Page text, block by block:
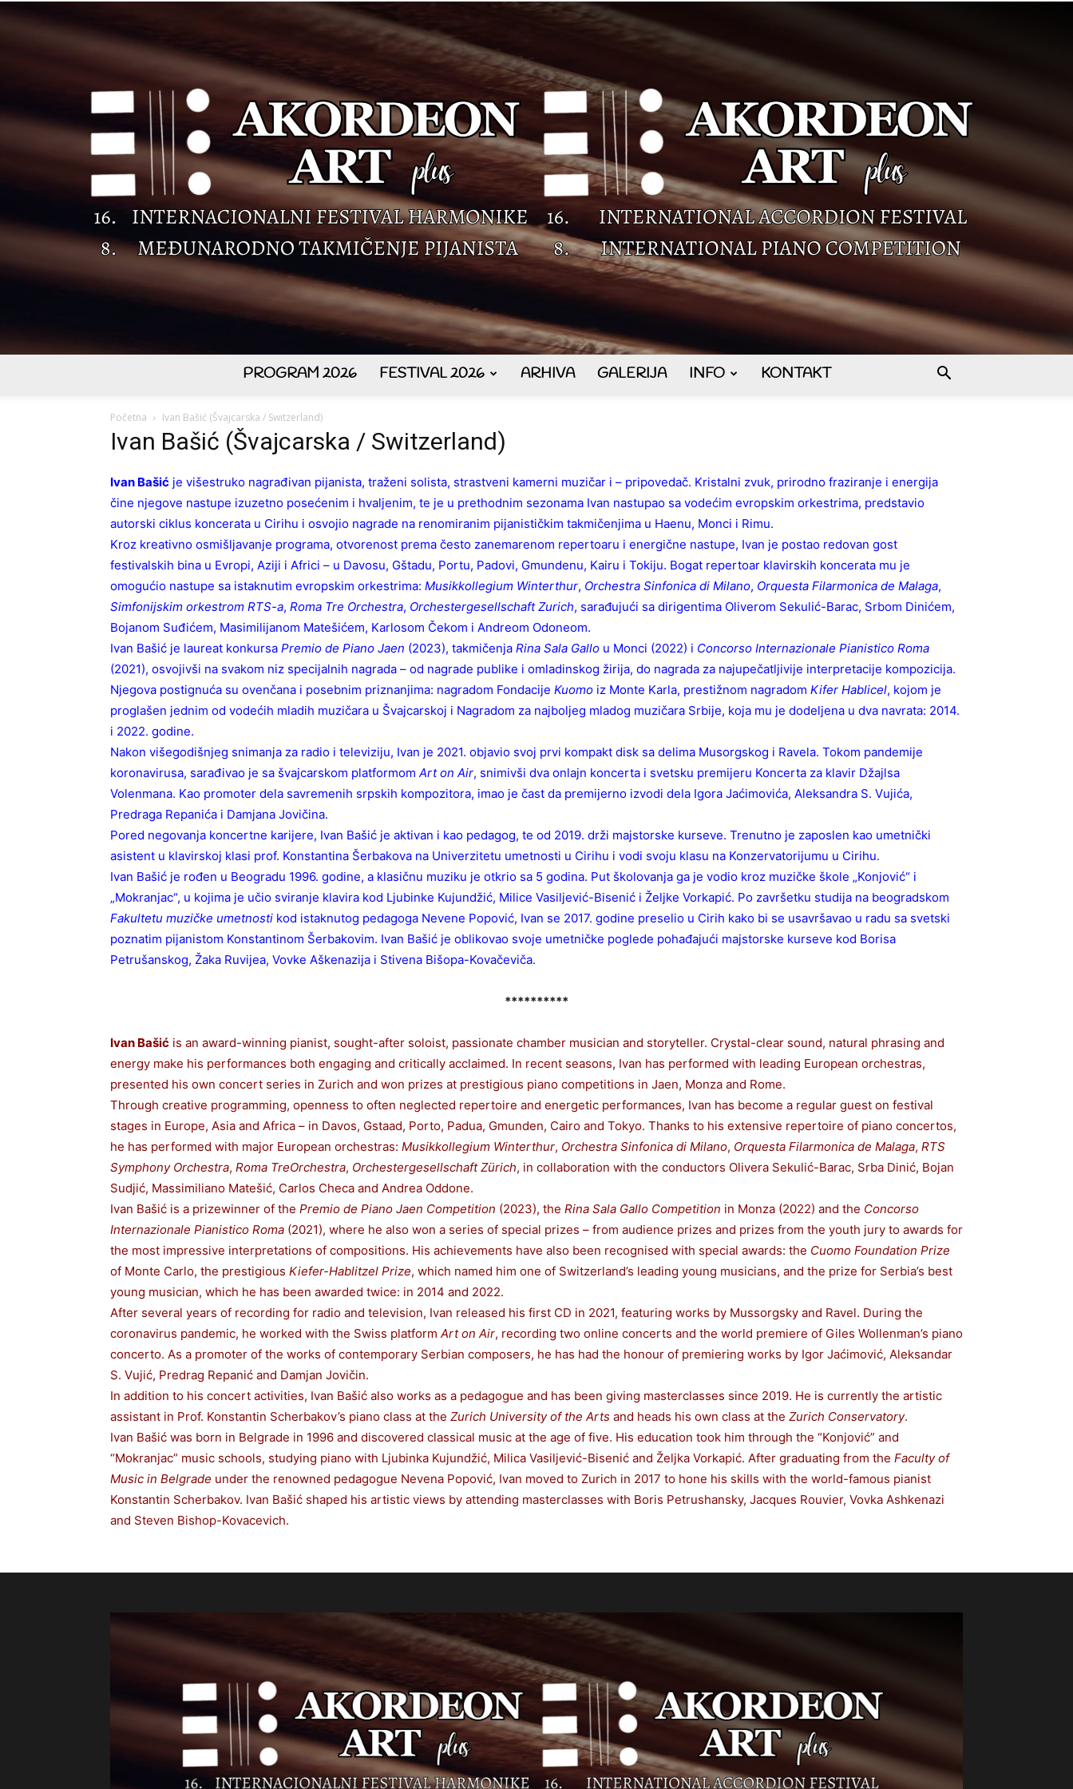
ART
plus
PROGRAM 2026 FESTIVAL 2026 ARHIVA GALERIJA INFO KONTAKT
Početna Ivan Bašić (Švajcarska / Switzerland)
Ivan Bašić (Švajcarska / Switzerland)
Ivan Bašić je višestruko nagrađivan pijanista, traženi solista, strastveni kamerni muzičar i – pripovedač. Kristalni zvuk, prirodno fraziranje i energija
čine njegove nastupe izuzetno posećenim i hvaljenim, te je u prethodnim sezonama Ivan nastupao sa vodećim evropskim orkestrima, predstavio
autorski ciklus koncerata u Cirihu i osvоjio nagrade na renomiranim pijanističkim takmičenjima u Haenu, Monci i Rimu.
Kroz kreativno osmišljavanje programa, otvorenost prema često zanemarenom repertoaru i energične nastupe, Ivan je postao redovan gost
festivalskih bina u Evropi, Aziji i Africi – u Davosu, Gštadu, Portu, Padovi, Gmundenu, Kairu i Tokiju. Bogat repertoar klavirskih koncerata mu je
omogućio nastupe sa istaknutim evropskim orkestrima: Musikkollegium Winterthur, Orchestra Sinfonica di Milano, Orquesta Filarmonica de Malaga,
Simfonijskim orkestrom RTS-a, Roma Tre Orchestra, Orchestergesellschaft Zurich, sarađujući sa dirigentima Oliverom Sekulić-Barac, Srbom Dinićem,
Bojanom Suđićem, Masimilijanom Matešićem, Karlosom Čekom i Andreom Odoneom.
Ivan Bašić je laureat konkursa Premio de Piano Jaen (2023), takmičenja Rina Sala Gallo u Monci (2022) i Concorso Internazionale Pianistico Roma
(2021), osvojivši na svakom niz specijalnih nagrada – od nagrade publike i omladinskog žirija, do nagrada za najupečatljivije interpretacije kompozicija.
Njegova postignuća su ovenčana i posebnim priznanjima: nagradom Fondacije Kuomo iz Monte Karla, prestižnom nagradom Kifer Hablicel, kojom je
proglašen jednim od vodećih mladih muzičara u Švajcarskoj i Nagradom za najboljeg mladog muzičara Srbije, koja mu je dodeljena u dva navrata: 2014.
i 2022. godine.
Nakon višegodišnjeg snimanja za radio i televiziju, Ivan je 2021. objavio svoj prvi kompakt disk sa delima Musorgskog i Ravela. Tokom pandemije
koronavirusa, sarađivao je sa švajcarskom platformom Art on Air, snimivši dva onlajn koncerta i svetsku premijeru Koncerta za klavir Džajlsa
Volenmana. Kao promoter dela savremenih srpskih kompozitora, imao je čast da premijerno izvodi dela Igora Jaćimovića, Aleksandra S. Vujića,
Predraga Repanića i Damjana Jovičina.
Pored negovanja koncertne karijere, Ivan Bašić je aktivan i kao pedagog, te od 2019. drži majstorske kurseve. Trenutno je zaposlen kao umetnički
asistent u klavirskoj klasi prof. Konstantina Šerbakova na Univerzitetu umetnosti u Cirihu i vodi svoju klasu na Konzervatorijumu u Cirihu.
Ivan Bašić je rođen u Beogradu 1996. godine, a klasičnu muziku je otkrio sa 5 godina. Put školovanja ga je vodio kroz muzičke škole „Konjović“ i
„Mokranjac“, u kojima je učio sviranje klavira kod Ljubinke Kujundžić, Milice Vasiljević-Bisenić i Željke Vorkapić. Po završetku studija na beogradskom
Fakultetu muzičke umetnosti kod istaknutog pedagoga Nevene Popović, Ivan se 2017. godine preselio u Cirih kako bi se usavršavao u radu sa svetski
poznatim pijanistom Konstantinom Šerbakovim. Ivan Bašić je oblikovao svoje umetničke poglede pohađajući majstorske kurseve kod Borisa
Petrušanskog, Žaka Ruvijea, Vovke Aškenazija i Stivena Bišopa-Kovačeviča.
**********
Ivan Bašić is an award-winning pianist, sought-after soloist, passionate chamber musician and storyteller. Crystal-clear sound, natural phrasing and
energy make his performances both engaging and critically acclaimed. In recent seasons, Ivan has performed with leading European orchestras,
presented his own concert series in Zurich and won prizes at prestigious piano competitions in Jaen, Monza and Rome.
Through creative programming, openness to often neglected repertoire and energetic performances, Ivan has become a regular guest on festival
stages in Europe, Asia and Africa – in Davos, Gstaad, Porto, Padua, Gmunden, Cairo and Tokyo. Thanks to his extensive repertoire of piano concertos,
he has performed with major European orchestras: Musikkollegium Winterthur, Orchestra Sinfonica di Milano, Orquesta Filarmonica de Malaga, RTS
Symphony Orchestra, Roma TreOrchestra, Orchestergesellschaft Zürich, in collaboration with the conductors Olivera Sekulić-Barac, Srba Dinić, Bojan
Sudjić, Massimiliano Matešić, Carlos Checa and Andrea Oddone.
Ivan Bašić is a prizewinner of the Premio de Piano Jaen Competition (2023), the Rina Sala Gallo Competition in Monza (2022) and the Concorso
Internazionale Pianistico Roma (2021), where he also won a series of special prizes – from audience prizes and prizes from the youth jury to awards for
the most impressive interpretations of compositions. His achievements have also been recognised with special awards: the Cuomo Foundation Prize
of Monte Carlo, the prestigious Kiefer-Hablitzel Prize, which named him one of Switzerland’s leading young musicians, and the prize for Serbia’s best
young musician, which he has been awarded twice: in 2014 and 2022.
After several years of recording for radio and television, Ivan released his first CD in 2021, featuring works by Mussorgsky and Ravel. During the
coronavirus pandemic, he worked with the Swiss platform Art on Air, recording two online concerts and the world premiere of Giles Wollenman’s piano
concerto. As a promoter of the works of contemporary Serbian composers, he has had the honour of premiering works by Igor Jaćimović, Aleksandar
S. Vujić, Predrag Repanić and Damjan Jovičin.
In addition to his concert activities, Ivan Bašić also works as a pedagogue and has been giving masterclasses since 2019. He is currently the artistic
assistant in Prof. Konstantin Scherbakov’s piano class at the Zurich University of the Arts and heads his own class at the Zurich Conservatory.
Ivan Bašić was born in Belgrade in 1996 and discovered classical music at the age of five. His education took him through the “Konjović” and
“Mokranjac” music schools, studying piano with Ljubinka Kujundžić, Milica Vasiljević-Bisenić and Željka Vorkapić. After graduating from the Faculty of
Music in Belgrade under the renowned pedagogue Nevena Popović, Ivan moved to Zurich in 2017 to hone his skills with the world-famous pianist
Konstantin Scherbakov. Ivan Bašić shaped his artistic views by attending masterclasses with Boris Petrushansky, Jacques Rouvier, Vovka Ashkenazi
and Steven Bishop-Kovacevich.